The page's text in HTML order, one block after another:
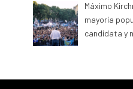
Máximo
mayoría
candidata y